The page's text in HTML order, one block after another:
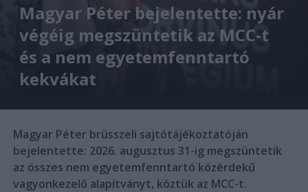
Magyar Péter bejelentette: nyár
végéig megszüntetik az MCC-t
és a nem egyetemfenntartó
kekvákat
Magyar Péter brüsszeli sajtótájékoztatóján
bejelentette: 2026. augusztus 31-ig megszüntetik
az összes nem egyetemfenntartó közérdekű
vagyonkezelő alapítványt, köztük az MCC-t.